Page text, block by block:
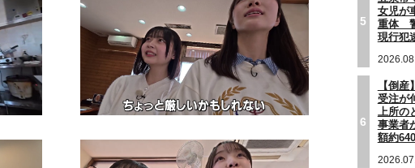
5
女児が
重体
現行犯
6
【倒
受注が
上所の
事業者
額約